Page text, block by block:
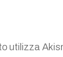
utilizza